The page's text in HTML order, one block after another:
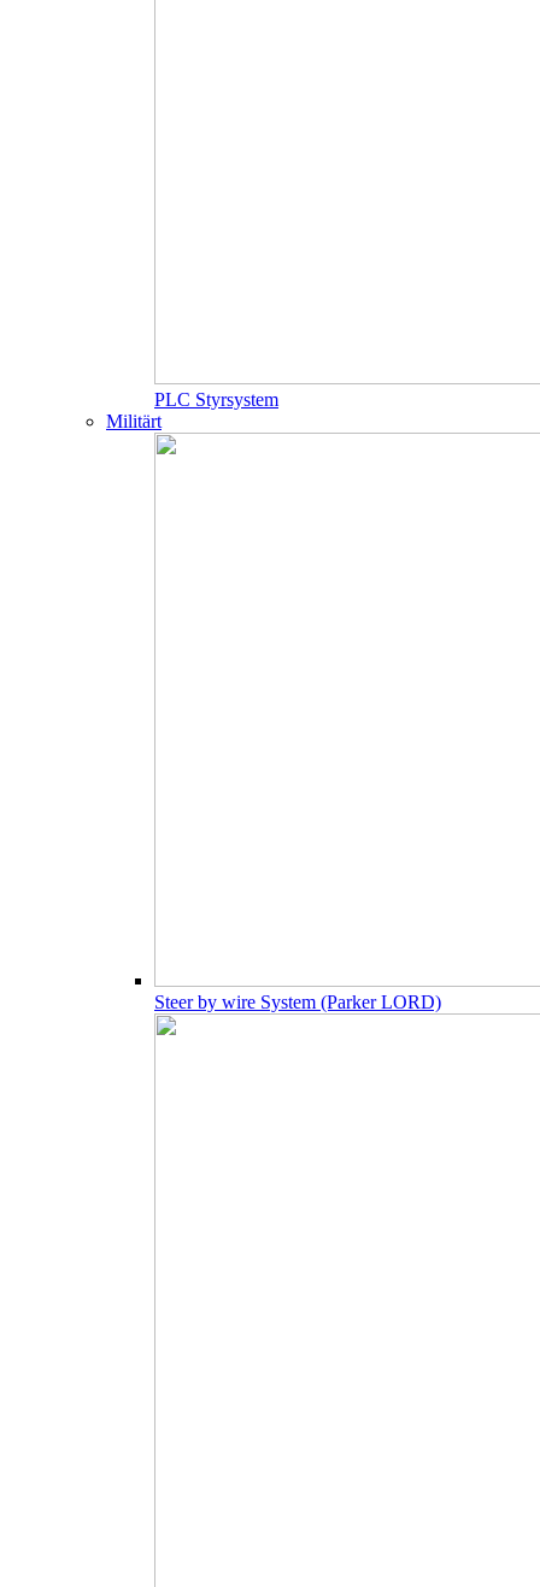
PLC Styrsystem
Militärt
Steer by wire System (Parker LORD)